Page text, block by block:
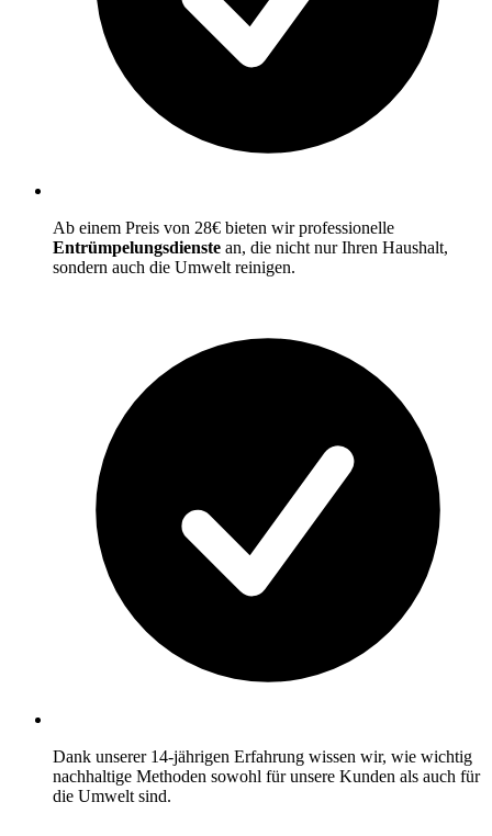
Ab einem Preis von 28€ bieten wir professionelle
Entrümpelungsdienste an, die nicht nur Ihren Haushalt,
sondern auch die Umwelt reinigen.
Dank unserer 14-jährigen Erfahrung wissen wir, wie wichtig
nachhaltige Methoden sowohl für unsere Kunden als auch für
die Umwelt sind.